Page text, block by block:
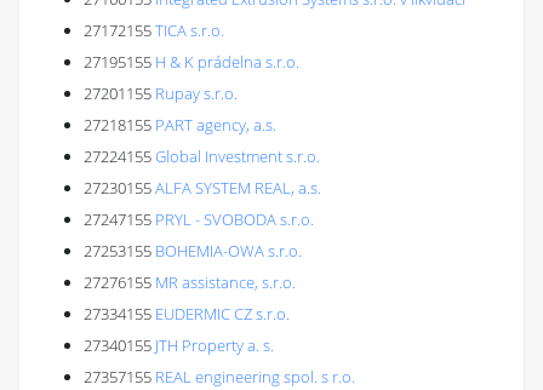
27172155TICA s.r.o.
27195155 H & K prádelna s.r.o.
27201155 Rupay s.r.o.
27218155 PART agency, a.s.
27224155Global Investment s.r.o.
27230155ALFA SYSTEM REAL, a.s.
27247155 PRYL - SVOBODA s.r.o.
27253155 BOHEMIA-OWA s.r.o.
27276155 MR assistance, s.r.o.
27334155 EUDERMIC CZ s.r.o.
27340155 JTH Property a. s.
27357155 REAL engineering spol. s r.o.